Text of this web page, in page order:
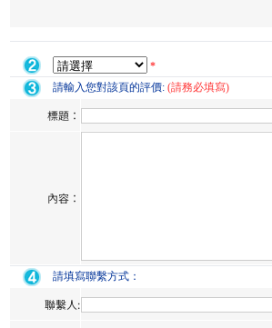
*
請輸入您對該頁的評價: (請務必填寫)
標題：
內容：
請填寫聯繫方式：
聯繫人: